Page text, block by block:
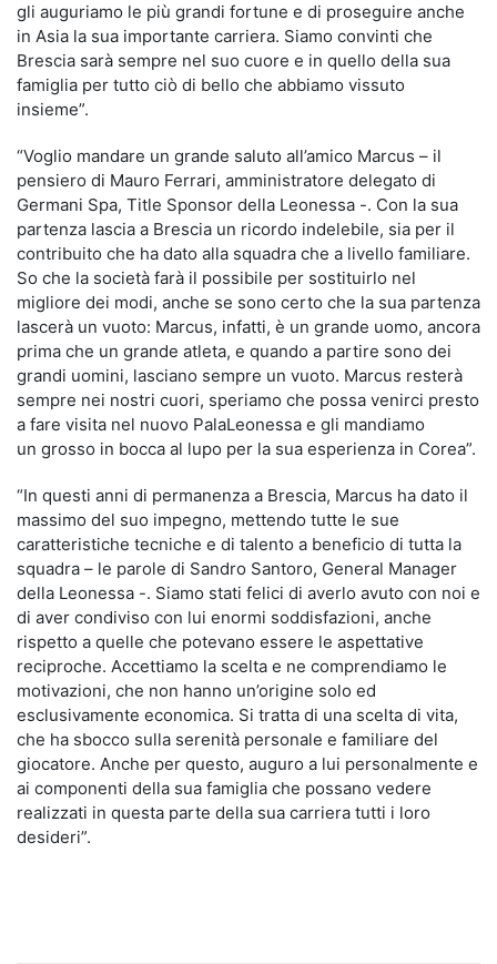
gli auguriamo le più grandi fortune e di proseguire anche
in Asia la sua importante carriera. Siamo convinti che
Brescia sarà sempre nel suo cuore e in quello della sua
famiglia per tutto ciò di bello che abbiamo vissuto
insieme”.
“Voglio mandare un grande saluto all’amico Marcus – il
pensiero di Mauro Ferrari, amministratore delegato di
Germani Spa, Title Sponsor della Leonessa -. Con la sua
partenza lascia a Brescia un ricordo indelebile, sia per il
contribuito che ha dato alla squadra che a livello familiare.
So che la società farà il possibile per sostituirlo nel
migliore dei modi, anche se sono certo che la sua partenza
lascerà un vuoto: Marcus, infatti, è un grande uomo, ancora
prima che un grande atleta, e quando a partire sono dei
grandi uomini, lasciano sempre un vuoto. Marcus resterà
sempre nei nostri cuori, speriamo che possa venirci presto
a fare visita nel nuovo PalaLeonessa e gli mandiamo
un grosso in bocca al lupo per la sua esperienza in Corea”.
“In questi anni di permanenza a Brescia, Marcus ha dato il
massimo del suo impegno, mettendo tutte le sue
caratteristiche tecniche e di talento a beneficio di tutta la
squadra – le parole di Sandro Santoro, General Manager
della Leonessa -. Siamo stati felici di averlo avuto con noi e
di aver condiviso con lui enormi soddisfazioni, anche
rispetto a quelle che potevano essere le aspettative
reciproche. Accettiamo la scelta e ne comprendiamo le
motivazioni, che non hanno un’origine solo ed
esclusivamente economica. Si tratta di una scelta di vita,
che ha sbocco sulla serenità personale e familiare del
giocatore. Anche per questo, auguro a lui personalmente e
ai componenti della sua famiglia che possano vedere
realizzati in questa parte della sua carriera tutti i loro
desideri”.